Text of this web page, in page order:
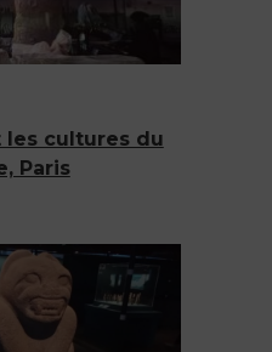
les cultures du
Paris